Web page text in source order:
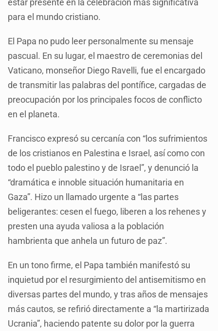
estar presente en la celebración más significativa
para el mundo cristiano.
El Papa no pudo leer personalmente su mensaje
pascual. En su lugar, el maestro de ceremonias del
Vaticano, monseñor Diego Ravelli, fue el encargado
de transmitir las palabras del pontífice, cargadas de
preocupación por los principales focos de conflicto
en el planeta.
Francisco expresó su cercanía con “los sufrimientos
de los cristianos en Palestina e Israel, así como con
todo el pueblo palestino y de Israel”, y denunció la
“dramática e innoble situación humanitaria en
Gaza”. Hizo un llamado urgente a “las partes
beligerantes: cesen el fuego, liberen a los rehenes y
presten una ayuda valiosa a la población
hambrienta que anhela un futuro de paz”.
En un tono firme, el Papa también manifestó su
inquietud por el resurgimiento del antisemitismo en
diversas partes del mundo, y tras años de mensajes
más cautos, se refirió directamente a “la martirizada
Ucrania”, haciendo patente su dolor por la guerra